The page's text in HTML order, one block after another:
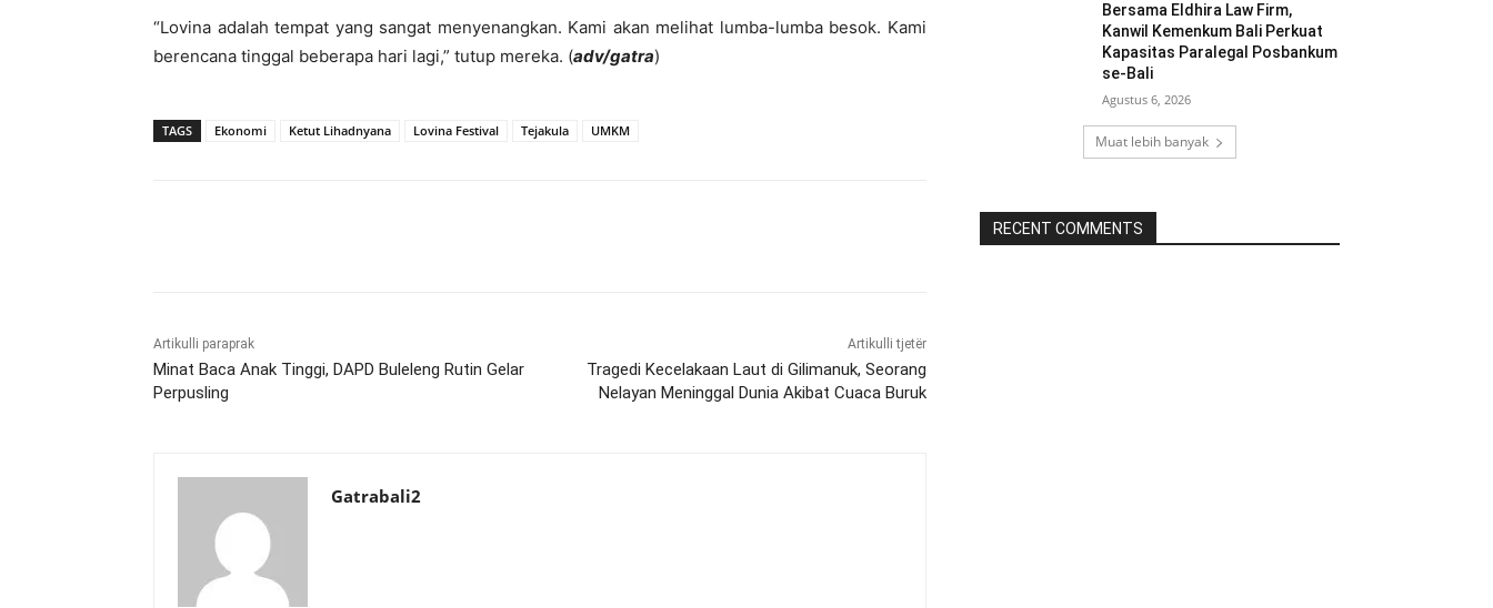
“Lovina adalah tempat yang sangat menyenangkan. Kami akan melihat lumba-lumba besok. Kami
berencana tinggal beberapa hari lagi,” tutup mereka. (adv/gatra)
TAGS Ekonomi Ketut Lihadnyana Lovina Festival Tejakula UMKM
Artikulli paraprak
Minat Baca Anak Tinggi, DAPD Buleleng Rutin Gelar
Perpusling
Artikulli tjetër
Tragedi Kecelakaan Laut di Gilimanuk, Seorang
Nelayan Meninggal Dunia Akibat Cuaca Buruk
Gatrabali2
Bersama Eldhira Law Firm,
Kanwil Kemenkum Bali Perkuat
Kapasitas Paralegal Posbankum
se-Bali
Agustus 6, 2026
Muat lebih banyak
RECENT COMMENTS